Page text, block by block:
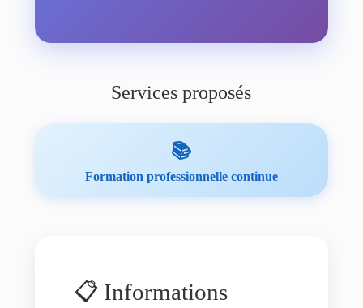
Services proposés
📚
Formation professionnelle continue
📋 Informations